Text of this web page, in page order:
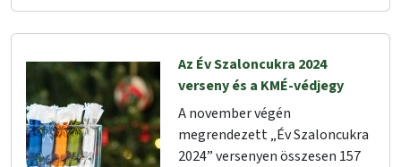
Az Év Szaloncukra 2024
verseny és a KMÉ-védjegy
A november végén
megrendezett „Év Szaloncukra
2024” versenyen összesen 157